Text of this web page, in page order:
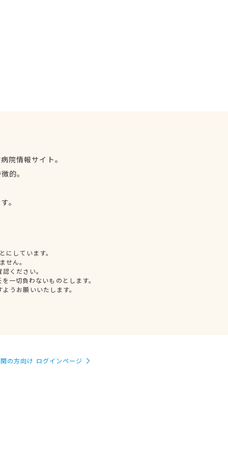
院情報サイト。
的。
。
しています。
せん。
ください。
一切負わないものとします。
うお願いいたします。
の方向け ログインページ